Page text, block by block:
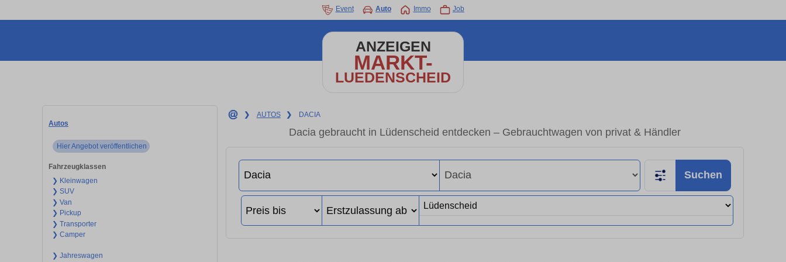
Event Auto Immo Job
ANZEIGEN
MARKT-
LUEDENSCHEID
Autos
Hier Angebot veröffentlichen
Fahrzeugklassen
❯ Kleinwagen
❯ SUV
❯ Van
❯ Pickup
❯ Transporter
❯ Camper
❯ Jahreswagen
❯ AUTOS ❯ DACIA
Dacia gebraucht in Lüdenscheid entdecken – Gebrauchtwagen von privat & Händler
Suchen